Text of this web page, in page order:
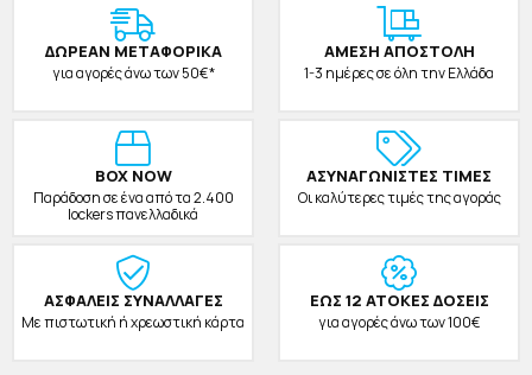
ΔΩΡΕAΝ ΜΕΤΑΦΟΡΙΚΑ
για αγορές άνω των 50€*
ΑΜΕΣΗ ΑΠΟΣΤΟΛΗ
1-3 ημέρες σε όλη την Ελλάδα
BOX NOW
Παράδοση σε ένα από τα 2.400
lockers πανελλαδικά
ΑΣΥΝΑΓΩΝΙΣΤΕΣ ΤΙΜΕΣ
Οι καλύτερες τιμές της αγοράς
ΑΣΦΑΛΕΙΣ ΣΥΝΑΛΛΑΓΕΣ
Με πιστωτική ή χρεωστική κάρτα
ΕΩΣ 12 ΑΤΟΚΕΣ ΔΟΣΕΙΣ
για αγορές άνω των 100€